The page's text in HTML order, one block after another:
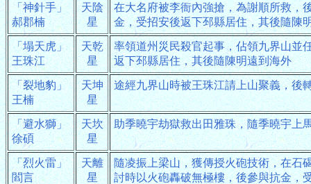
「神針手」
郝郡楠
天陰
星
在大名府被李衙內強搶，為謝順所救，
金，受招安後返下邳縣居住，其後隨陳
「塌天虎」
王珠江
天乾
星
率領道州災民殺官起事，佔領九界山並
返下邳縣居住，其後隨陳明遠到海外
「裂地豹」
王楠
天坤
星
途經九界山時被王珠江請上山聚義，後
「避水獅」
徐碩
天坎
星
助季曉宇劫獄救出田雅珠，隨季曉宇上
「烈火雷」
閻言
天離
星
隨凌振上梁山，獲傳授火砲技術，在石
討時以火砲轟破無極樓，後參與抗金，